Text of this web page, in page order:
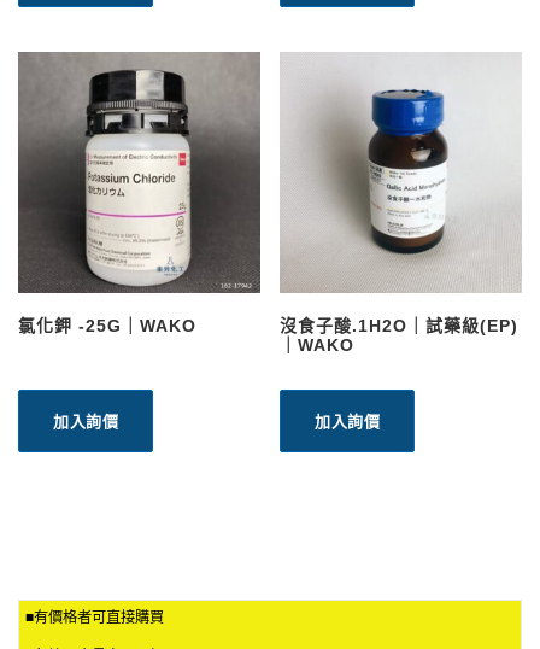
氯化鉀 -25G｜WAKO
加入詢價
沒食子酸.1H2O｜試藥級(EP)
｜WAKO
加入詢價
■有價格者可直接購買